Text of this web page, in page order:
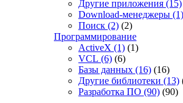
Другие приложения (15)
Download-менеджеры (1)
Поиск (2) (2)
Программирование
ActiveX (1) (1)
VCL (6) (6)
Базы данных (16) (16)
Другие библиотеки (13)
Разработка ПО (90) (90)